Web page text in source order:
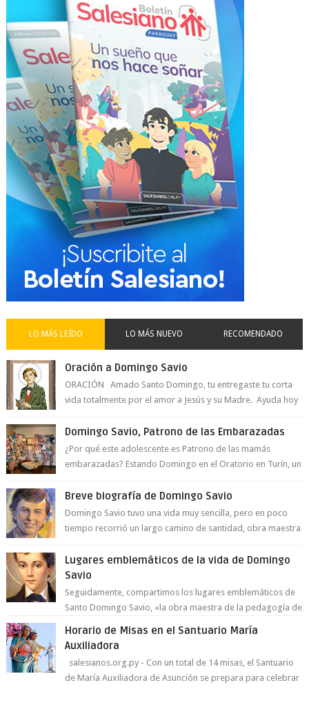
LO MÁS LEÍDO LO MÁS NUEVO RECOMENDADO
Oración a Domingo Savio
ORACIÓN Amado Santo Domingo, tu entregaste tu corta
vida totalmente por el amor a Jesús y su Madre. Ayuda hoy
Domingo Savio, Patrono de las Embarazadas
¿Por qué este adolescente es Patrono de las mamás
embarazadas? Estando Domingo en el Oratorio en Turín, un
Breve biografía de Domingo Savio
Domingo Savio tuvo una vida muy sencilla, pero en poco
tiempo recorrió un largo camino de santidad, obra maestra
Lugares emblemáticos de la vida de Domingo
Savio
Seguidamente, compartimos los lugares emblemáticos de
Santo Domingo Savio, «la obra maestra de la pedagogía de
Horario de Misas en el Santuario María
Auxiliadora
salesianos.org.py - Con un total de 14 misas, el Santuario
de María Auxiliadora de Asunción se prepara para celebrar